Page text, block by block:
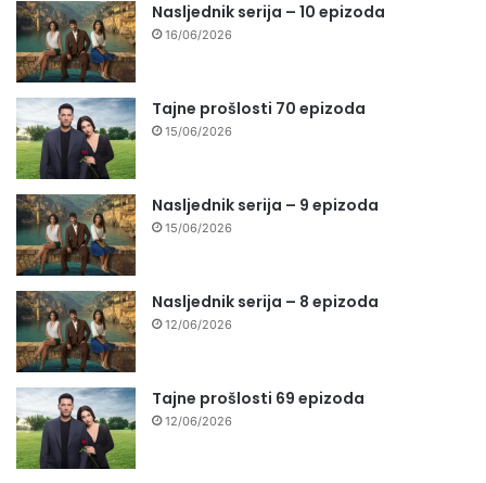
Nasljednik serija – 10 epizoda
16/06/2026
Tajne prošlosti 70 epizoda
15/06/2026
Nasljednik serija – 9 epizoda
15/06/2026
Nasljednik serija – 8 epizoda
12/06/2026
Tajne prošlosti 69 epizoda
12/06/2026